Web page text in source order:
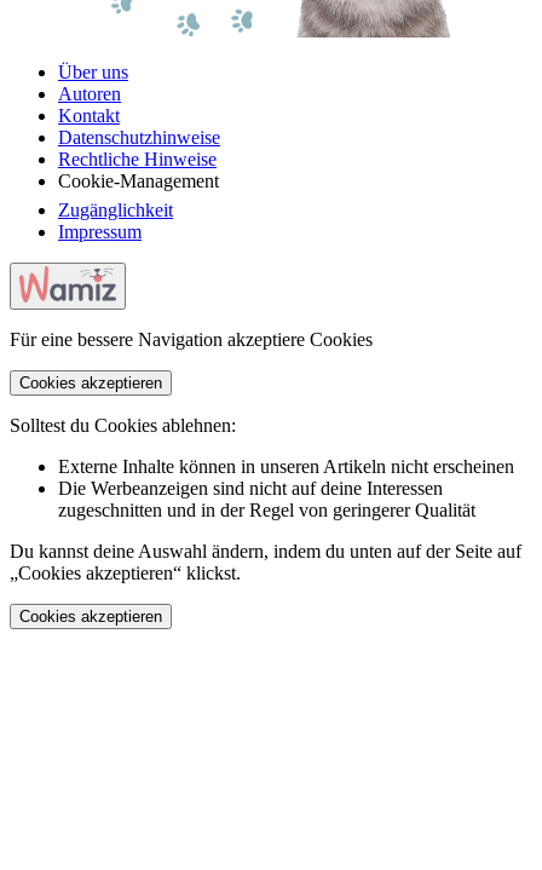
Über uns
Autoren
Kontakt
Datenschutzhinweise
Rechtliche Hinweise
Cookie-Management
Zugänglichkeit
Impressum
Für eine bessere Navigation akzeptiere Cookies
Cookies akzeptieren
Solltest du Cookies ablehnen:
Externe Inhalte können in unseren Artikeln nicht erscheinen
Die Werbeanzeigen sind nicht auf deine Interessen
zugeschnitten und in der Regel von geringerer Qualität
Du kannst deine Auswahl ändern, indem du unten auf der Seite auf
„Cookies akzeptieren“ klickst.
Cookies akzeptieren